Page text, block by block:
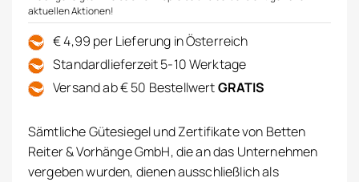
aktuellen Aktionen!
€ 4,99 per Lieferung in Österreich
Standardlieferzeit 5-10 Werktage
Versand ab € 50 BestellwertGRATIS
Sämtliche Gütesiegel und Zertifikate von Betten
Reiter & Vorhänge GmbH, die an das Unternehmen
vergeben wurden, dienen ausschließlich als